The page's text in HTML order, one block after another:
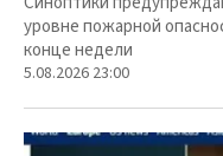
уровне пожарной
конце недели
5.08.2026 23:00